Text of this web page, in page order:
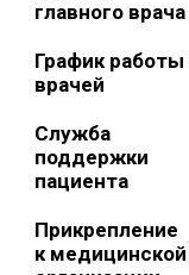
главного врача
График работы
врачей
Служба
поддержки
пациента
Прикрепление
к медицинской